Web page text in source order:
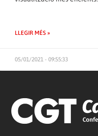
LLEGIR MÉS »
05/01/2021 - 09:55:33